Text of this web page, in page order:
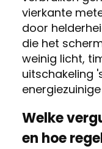
vierkante
door
die het
weinig licht,
uitschakeling
Welke
en hoe